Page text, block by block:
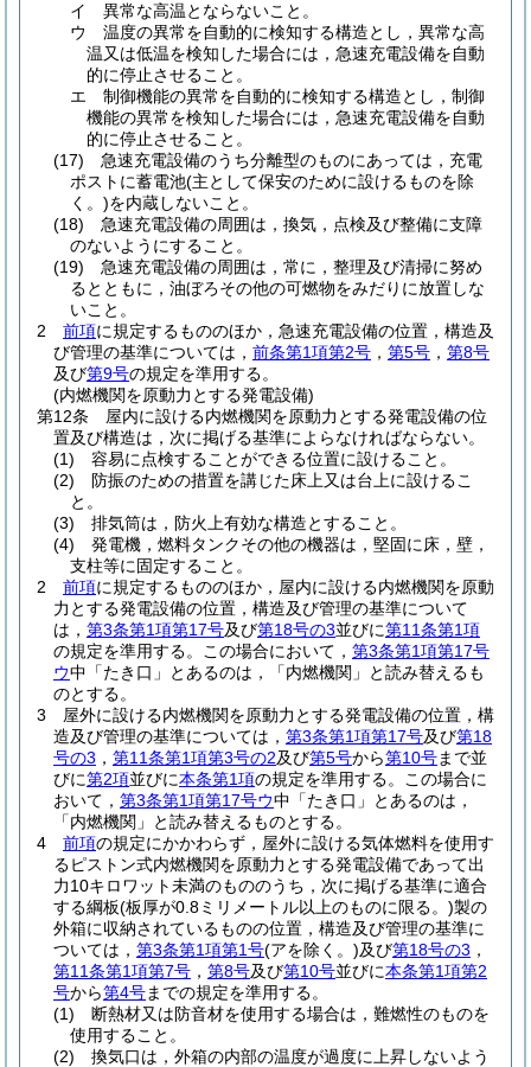
イ
異常な高温とならないこと。
ウ
温度の異常を自動的に検知する構造とし，異常な高
温又は低温を検知した場合には，急速充電設備を自動
的に停止させること。
エ
制御機能の異常を自動的に検知する構造とし，制御
機能の異常を検知した場合には，急速充電設備を自動
的に停止させること。
(17)
急速充電設備のうち分離型のものにあっては，充電
ポストに蓄電池(主として保安のために設けるものを除
く。)を内蔵しないこと。
(18)
急速充電設備の周囲は，換気，点検及び整備に支障
のないようにすること。
(19)
急速充電設備の周囲は，常に，整理及び清掃に努め
るとともに，油ぼろその他の可燃物をみだりに放置しな
いこと。
2
前項に規定するもののほか，急速充電設備の位置，構造及
び管理の基準については， 前条第1項第2号 ， 第5号 ， 第8号
及び第9号の規定を準用する。
(内燃機関を原動力とする発電設備)
第12条
屋内に設ける内燃機関を原動力とする発電設備の位
置及び構造は，次に掲げる基準によらなければならない。
(1)
容易に点検することができる位置に設けること。
(2)
防振のための措置を講じた床上又は台上に設けるこ
と。
(3)
排気筒は，防火上有効な構造とすること。
(4)
発電機，燃料タンクその他の機器は，堅固に床，壁，
支柱等に固定すること。
2
前項に規定するもののほか，屋内に設ける内燃機関を原動
力とする発電設備の位置，構造及び管理の基準について
は， 第3条第1項第17号及び第18号の3並びに第11条第1項
の規定を準用する。
この場合において， 第3条第1項第17号
ウ中「たき口」とあるのは，「内燃機関」と読み替えるも
のとする。
3
屋外に設ける内燃機関を原動力とする発電設備の位置，構
造及び管理の基準については， 第3条第1項第17号及び第18
号の3 ， 第11条第1項第3号の2及び第5号から第10号まで並
びに第2項並びに本条第1項の規定を準用する。
この場合に
おいて， 第3条第1項第17号ウ中「たき口」とあるのは，
「内燃機関」と読み替えるものとする。
4
前項の規定にかかわらず，屋外に設ける気体燃料を使用す
るピストン式内燃機関を原動力とする発電設備であって出
力10キロワット未満のもののうち，次に掲げる基準に適合
する綱板(板厚が0.8ミリメートル以上のものに限る。)製の
外箱に収納されているものの位置，構造及び管理の基準に
ついては， 第3条第1項第1号(アを除く。)及び第18号の3 ，
第11条第1項第7号 ， 第8号及び第10号並びに本条第1項第2
号から第4号までの規定を準用する。
(1)
断熱材又は防音材を使用する場合は，難燃性のものを
使用すること。
(2)
換気口は，外箱の内部の温度が過度に上昇しないよう